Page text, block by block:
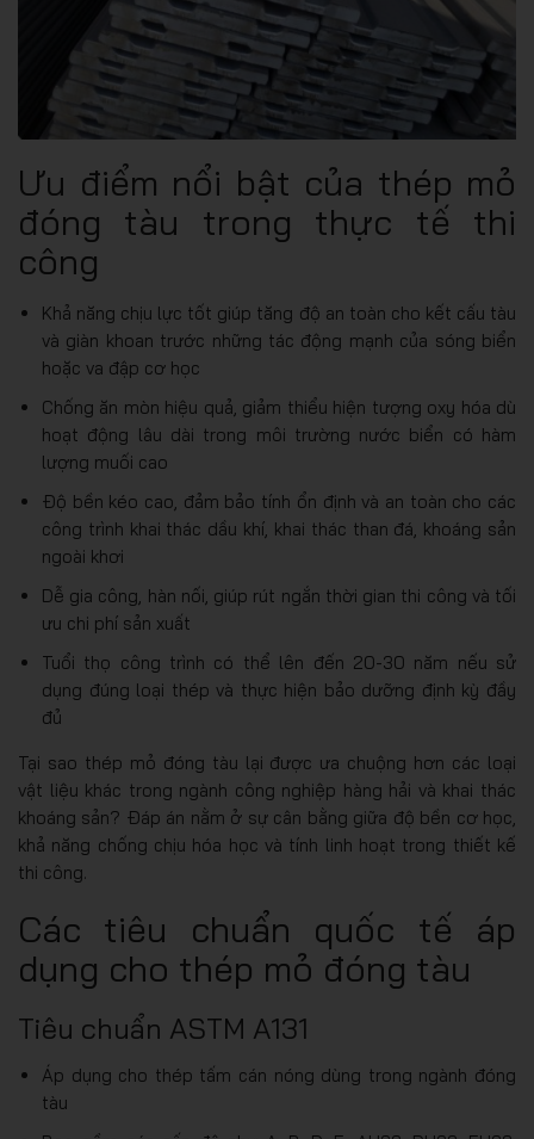
Ưu điểm nổi bật của thép mỏ
đóng tàu trong thực tế thi
công
Khả năng chịu lực tốt giúp tăng độ an toàn cho kết cấu tàu
và giàn khoan trước những tác động mạnh của sóng biển
hoặc va đập cơ học
Chống ăn mòn hiệu quả, giảm thiểu hiện tượng oxy hóa dù
hoạt động lâu dài trong môi trường nước biển có hàm
lượng muối cao
Độ bền kéo cao, đảm bảo tính ổn định và an toàn cho các
công trình khai thác dầu khí, khai thác than đá, khoáng sản
ngoài khơi
Dễ gia công, hàn nối, giúp rút ngắn thời gian thi công và tối
ưu chi phí sản xuất
Tuổi thọ công trình có thể lên đến 20-30 năm nếu sử
dụng đúng loại thép và thực hiện bảo dưỡng định kỳ đầy
đủ
Tại sao thép mỏ đóng tàu lại được ưa chuộng hơn các loại
vật liệu khác trong ngành công nghiệp hàng hải và khai thác
khoáng sản? Đáp án nằm ở sự cân bằng giữa độ bền cơ học,
khả năng chống chịu hóa học và tính linh hoạt trong thiết kế
thi công.
Các tiêu chuẩn quốc tế áp
dụng cho thép mỏ đóng tàu
Tiêu chuẩn ASTM A131
Áp dụng cho thép tấm cán nóng dùng trong ngành đóng
tàu